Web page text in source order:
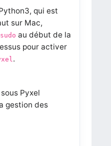
qui est
sur Mac,
sudo au début de la
pour activer
.
Pyxel
gestion des